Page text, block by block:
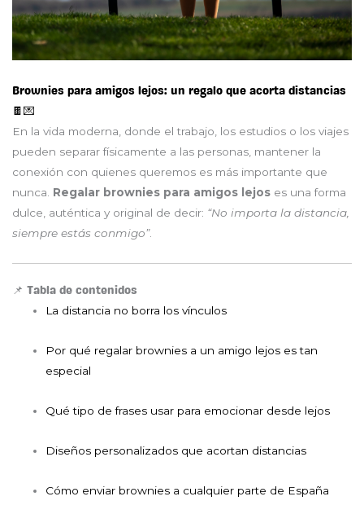
Brownies para amigos lejos: un regalo que acorta distancias
🍫💌
En la vida moderna, donde el trabajo, los estudios o los viajes
pueden separar físicamente a las personas, mantener la
conexión con quienes queremos es más importante que
nunca. Regalar brownies para amigos lejos es una forma
dulce, auténtica y original de decir: “No importa la distancia,
siempre estás conmigo”.
📌 Tabla de contenidos
La distancia no borra los vínculos
Por qué regalar brownies a un amigo lejos es tan
especial
Qué tipo de frases usar para emocionar desde lejos
Diseños personalizados que acortan distancias
Cómo enviar brownies a cualquier parte de España